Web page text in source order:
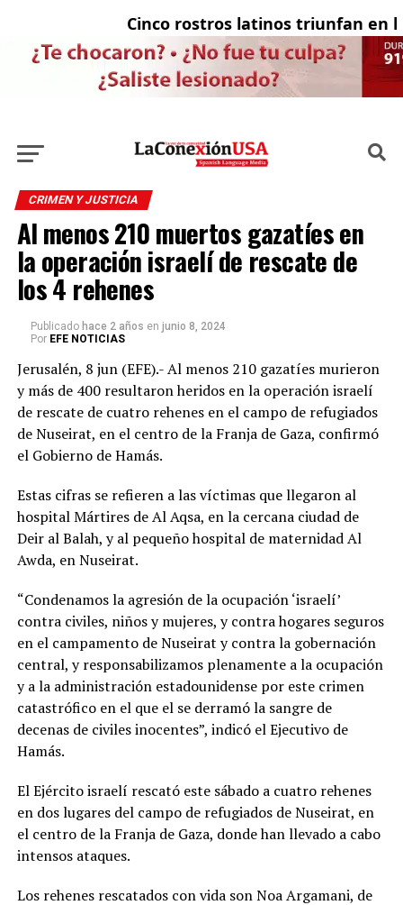
Cinco rostros latinos triunfan en la
CRIMEN Y JUSTICIA
Al menos 210 muertos gazatíes en
la operación israelí de rescate de
los 4 rehenes
Publicado hace 2 años en junio 8, 2024
Por EFE NOTICIAS
Jerusalén, 8 jun (EFE).- Al menos 210 gazatíes murieron
y más de 400 resultaron heridos en la operación israelí
de rescate de cuatro rehenes en el campo de refugiados
de Nuseirat, en el centro de la Franja de Gaza, confirmó
el Gobierno de Hamás.
Estas cifras se refieren a las víctimas que llegaron al
hospital Mártires de Al Aqsa, en la cercana ciudad de
Deir al Balah, y al pequeño hospital de maternidad Al
Awda, en Nuseirat.
“Condenamos la agresión de la ocupación ‘israelí’
contra civiles, niños y mujeres, y contra hogares seguros
en el campamento de Nuseirat y contra la gobernación
central, y responsabilizamos plenamente a la ocupación
y a la administración estadounidense por este crimen
catastrófico en el que el se derramó la sangre de
decenas de civiles inocentes”, indicó el Ejecutivo de
Hamás.
El Ejército israelí rescató este sábado a cuatro rehenes
en dos lugares del campo de refugiados de Nuseirat, en
el centro de la Franja de Gaza, donde han llevado a cabo
intensos ataques.
Los rehenes rescatados con vida son Noa Argamani, de